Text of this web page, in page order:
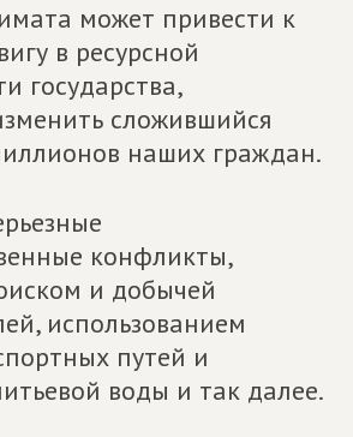
может привести к
в ресурсной
государства,
сложившийся
наших граждан.
конфликты,
и добычей
использованием
путей и
воды и так далее.